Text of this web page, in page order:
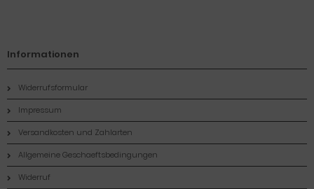
Informationen
Widerrufsformular
Impressum
Versandkosten und Zahlarten
Allgemeine Geschaeftsbedingungen
Widerruf